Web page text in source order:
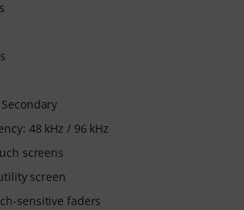
48 kHz / 96 kHz
screens
screen
sensitive faders